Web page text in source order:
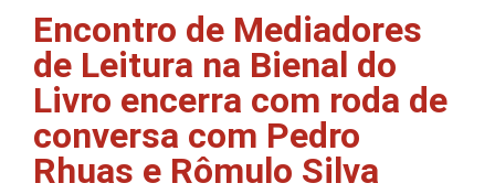
Encontro de Mediadores
de Leitura na Bienal do
Livro encerra com roda de
conversa com Pedro
Rhuas e Rômulo Silva